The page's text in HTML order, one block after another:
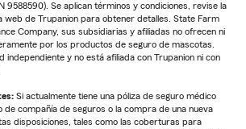
9588590). Se aplican términos y condiciones, revise la
web de Trupanion para obtener detalles. State Farm
Company, sus subsidiarias y afiliadas no ofrecen ni
por los productos de seguro de mascotas.
independiente y no está afiliada con Trupanion ni con
Si actualmente tiene una póliza de seguro médico
de compañía de seguros o la compra de una nueva
disposiciones, tales como las coberturas para